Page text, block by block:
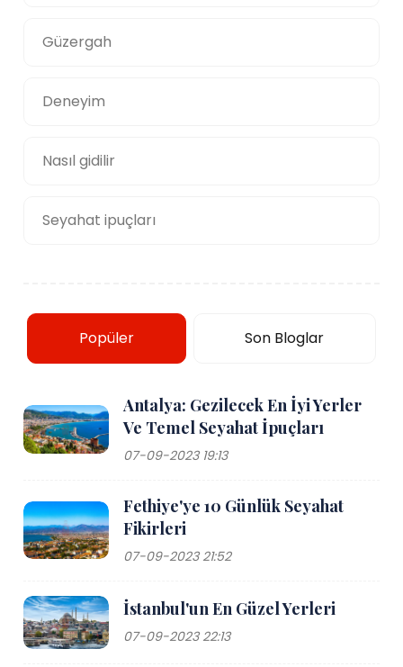
Güzergah
Deneyim
Nasıl gidilir
Seyahat ipuçları
Popüler Son Bloglar
Antalya: Gezilecek En İyi Yerler
Ve Temel Seyahat İpuçları
07-09-2023 19:13
Fethiye'ye 10 Günlük Seyahat
Fikirleri
07-09-2023 21:52
İstanbul'un En Güzel Yerleri
07-09-2023 22:13